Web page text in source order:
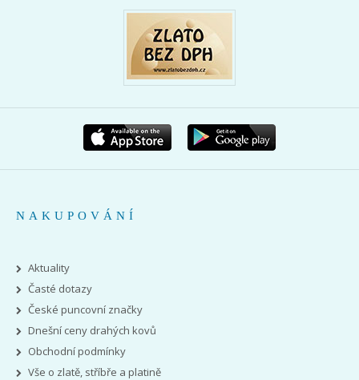
NAKUPOVÁNÍ
Aktuality
Časté dotazy
České puncovní značky
Dnešní ceny drahých kovů
Obchodní podmínky
Vše o zlatě, stříbře a platině